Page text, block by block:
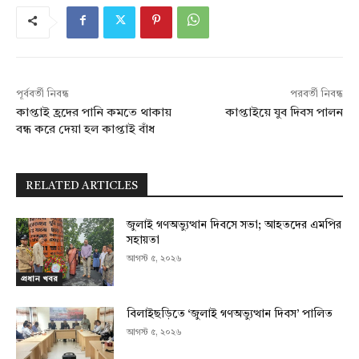
পূর্ববর্তী নিবন্ধ
কাপ্তাই হ্রদের পানি কমতে থাকায়
বন্ধ করে দেয়া হল কাপ্তাই বাঁধ
পরবর্তী নিবন্ধ
কাপ্তাইয়ে যুব দিবস পালন
RELATED ARTICLES
প্রধান খবর
জুলাই গণঅভ্যুত্থান দিবসে সভা; আহতদের এমপির
সহায়তা
আগস্ট ৫, ২০২৬
বিলাইছড়িতে ‘জুলাই গণঅভ্যুত্থান দিবস’ পালিত
আগস্ট ৫, ২০২৬